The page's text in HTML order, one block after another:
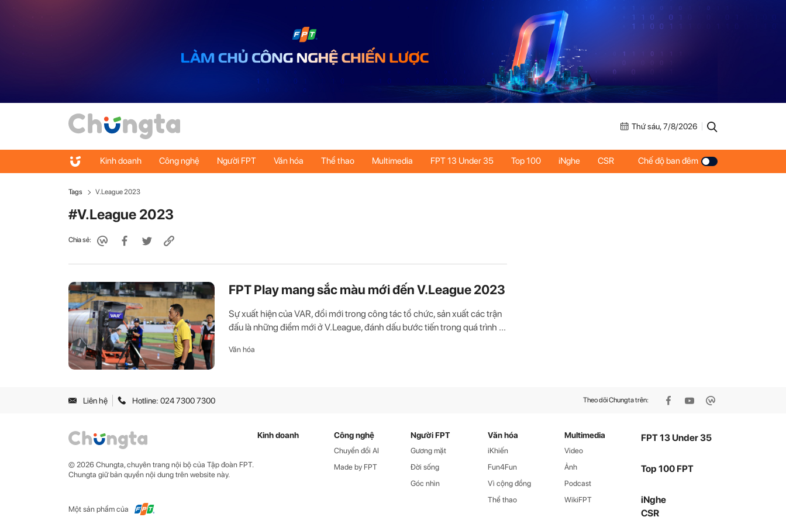
Thứ sáu, 7/8/2026
Kinh doanh Công nghệ Người FPT Văn hóa Thể thao Multimedia FPT 13 Under 35 Top 100 iNghe CSR Chế độ ban đêm
Tags V.League 2023
#V.League 2023
Chia sẻ:
FPT Play mang sắc màu mới đến V.League 2023
Sự xuất hiện của VAR, đổi mới trong công tác tổ chức, sản xuất các trận
đấu là những điểm mới ở V.League, đánh dấu bước tiến trong quá trình ...
Văn hóa
Liên hệ Hotline: 024 7300 7300 Theo dõi Chungta trên:
© 2026 Chungta, chuyên trang nội bộ của Tập đoàn FPT.
Chungta giữ bản quyền nội dung trên website này.
Một sản phẩm của
Kinh doanh Công nghệ
Chuyển đổi AI
Made by FPT
Người FPT
Gương mặt
Đời sống
Góc nhìn
Văn hóa
iKhiến
Fun4Fun
Vì cộng đồng
Thể thao
Multimedia
Video
Ảnh
Podcast
WikiFPT
FPT 13 Under 35
Top 100 FPT
iNghe
CSR